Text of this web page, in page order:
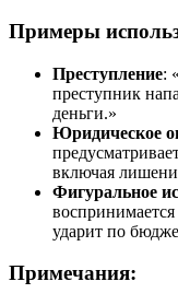
Примеры
Преступление:
преступник
деньги.»
Юридическое
включая
Фигуральное
ударит по
Примечания: